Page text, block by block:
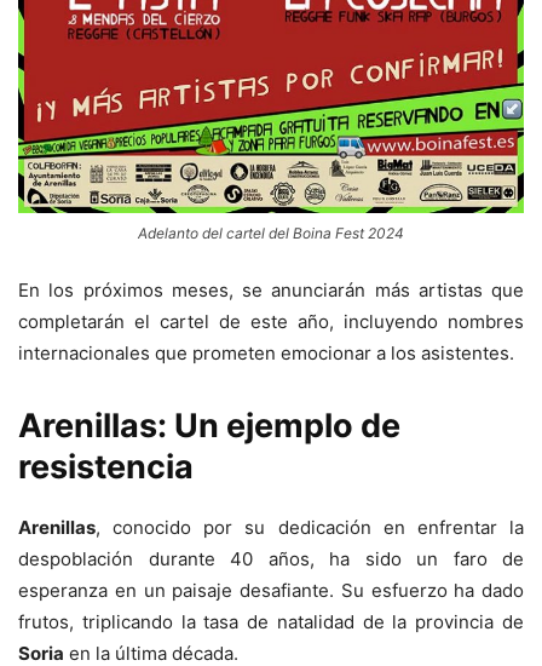
Adelanto del cartel del Boina Fest 2024
En los próximos meses, se anunciarán más artistas que
completarán el cartel de este año, incluyendo nombres
internacionales que prometen emocionar a los asistentes.
Arenillas: Un ejemplo de
resistencia
Arenillas, conocido por su dedicación en enfrentar la
despoblación durante 40 años, ha sido un faro de
esperanza en un paisaje desafiante. Su esfuerzo ha dado
frutos, triplicando la tasa de natalidad de la provincia de
Soria en la última década.